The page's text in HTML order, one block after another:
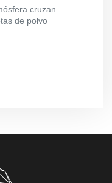
cruzan
de polvo